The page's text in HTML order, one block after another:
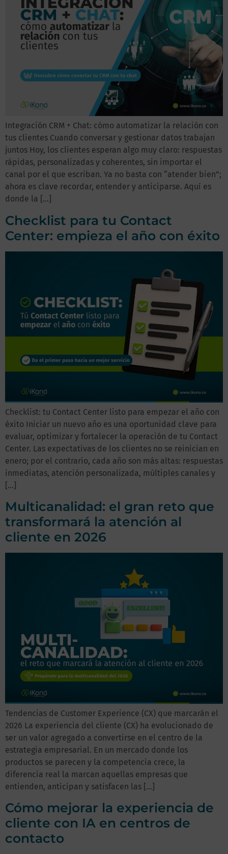
Integración CRM + Chat: cómo automatizar la relación con
tus clientes Cuando conversar y gestionar datos trabajan
juntos Hoy, los clientes esperan algo muy claro: respuestas
rápidas, personalizadas y coherentes, sin importar el
canal por el que escriban. Ya no basta con “atender bien”;
ahora es clave recordar, entender y anticiparse. Aquí es
donde la […]
Checklist para tu Contact
Center: empieza el año con éxito
Checklist: tu Contact Center listo para empezar el año con
éxito Iniciar un nuevo año es una oportunidad clave para
evaluar, optimizar y fortalecer la operación de tu Contact
Center. Las expectativas de los clientes no se reinician en
enero; por el contrario, cada año son más altas: respuestas
inmediatas, atención personalizada, múltiples canales y
[…]
Multicanalidad: el gran reto que
transformará la atención al
cliente en 2026
Tendencias de Customer Experience (CX) que marcarán el
2026 La experiencia del cliente (CX) ha evolucionado de
ser un valor agregado a convertirse en el centro de la
estrategia empresarial. En un mercado donde los
productos se parecen y la competencia crece, la
diferencia real la marcan aquellas empresas que
entienden, anticipan y satisfacen las […]
Cómo mejorar la experiencia de
cliente con IA en centros de
contacto